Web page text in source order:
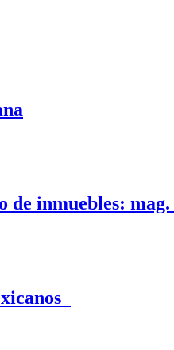
de inmuebles: